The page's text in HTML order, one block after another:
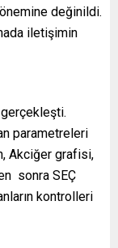
önemine değinildi.
iletişimin
gerçekleşti.
parametreleri
Akciğer grafisi,
sonra SEÇ
kontrolleri